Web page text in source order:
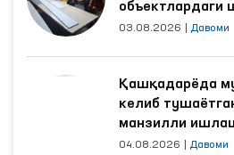
объектлардаги
яхшиланди
03.08.2026 Давоми
Қашқадарёда
келиб
манзилли
04.08.2026 Давоми